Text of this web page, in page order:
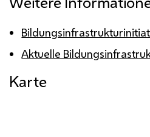
Aktuelle
Karte